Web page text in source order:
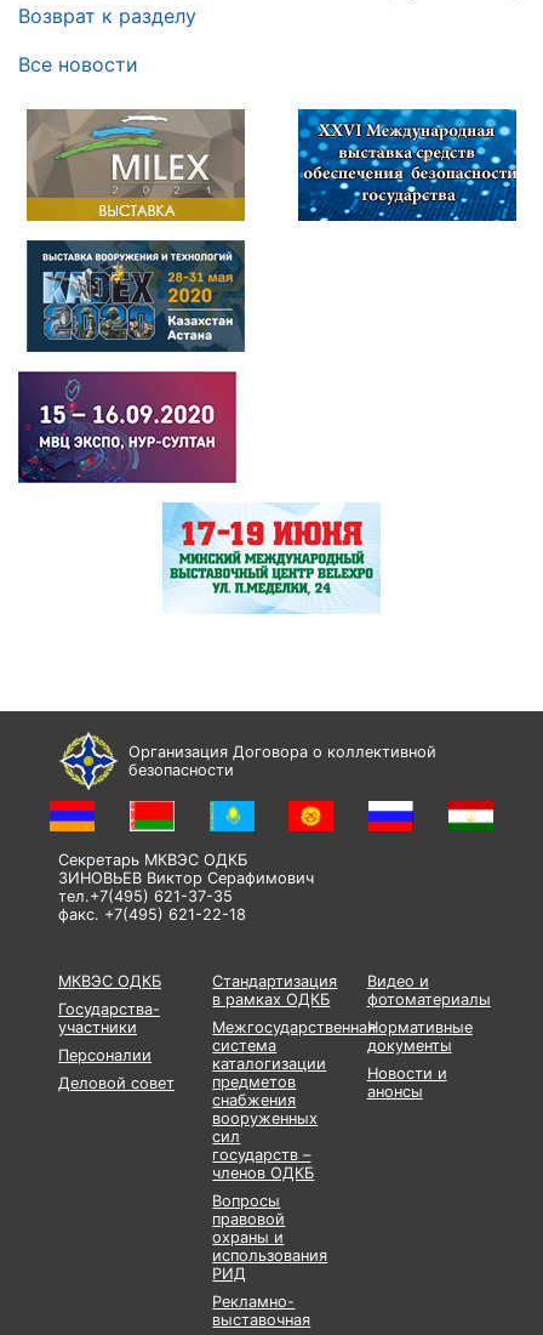
Возврат к разделу
Все новости
Организация Договора о коллективной
безопасности
Секретарь МКВЭС ОДКБ
ЗИНОВЬЕВ Виктор Серафимович
тел.+7(495) 621-37-35
факс. +7(495) 621-22-18
МКВЭС ОДКБ
Государства-
участники
Персоналии
Деловой совет
Стандартизация
в рамках ОДКБ
Межгосударственная
система
каталогизации
предметов
снабжения
вооруженных
сил
государств –
членов ОДКБ
Вопросы
правовой
охраны и
использования
РИД
Рекламно-
выставочная
Видео и
фотоматериалы
Нормативные
документы
Новости и
анонсы